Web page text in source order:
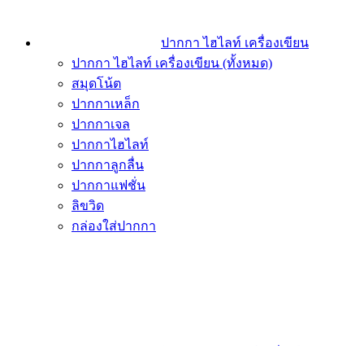
ปากกา ไฮไลท์ เครื่องเขียน
ปากกา ไฮไลท์ เครื่องเขียน (ทั้งหมด)
สมุดโน้ต
ปากกาเหล็ก
ปากกาเจล
ปากกาไฮไลท์
ปากกาลูกลื่น
ปากกาแฟชั่น
ลิขวิด
กล่องใส่ปากกา